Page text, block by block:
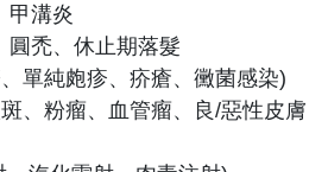
甲溝炎
圓禿、休止期落髮
單純皰疹、疥瘡、黴菌感染)
、粉瘤、血管瘤、良/惡性皮膚